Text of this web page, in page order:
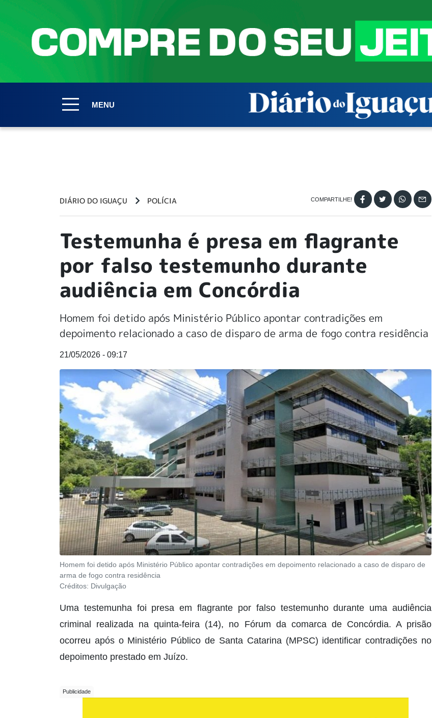
MENU
DIÁRIO DO IGUAÇU POLÍCIA
Testemunha é presa em flagrante
por falso testemunho durante
audiência em Concórdia
Homem foi detido após Ministério Público apontar contradições em
depoimento relacionado a caso de disparo de arma de fogo contra residência
21/05/2026 - 09:17
Homem foi detido após Ministério Público apontar contradições em depoimento relacionado a caso de disparo de
arma de fogo contra residência
Créditos: Divulgação
Uma testemunha foi presa em flagrante por falso testemunho durante uma audiência
criminal realizada na quinta-feira (14), no Fórum da comarca de Concórdia. A prisão
ocorreu após o Ministério Público de Santa Catarina (MPSC) identificar contradições no
depoimento prestado em Juízo.